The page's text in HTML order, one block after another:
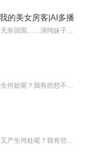
的美女房客|AI多播